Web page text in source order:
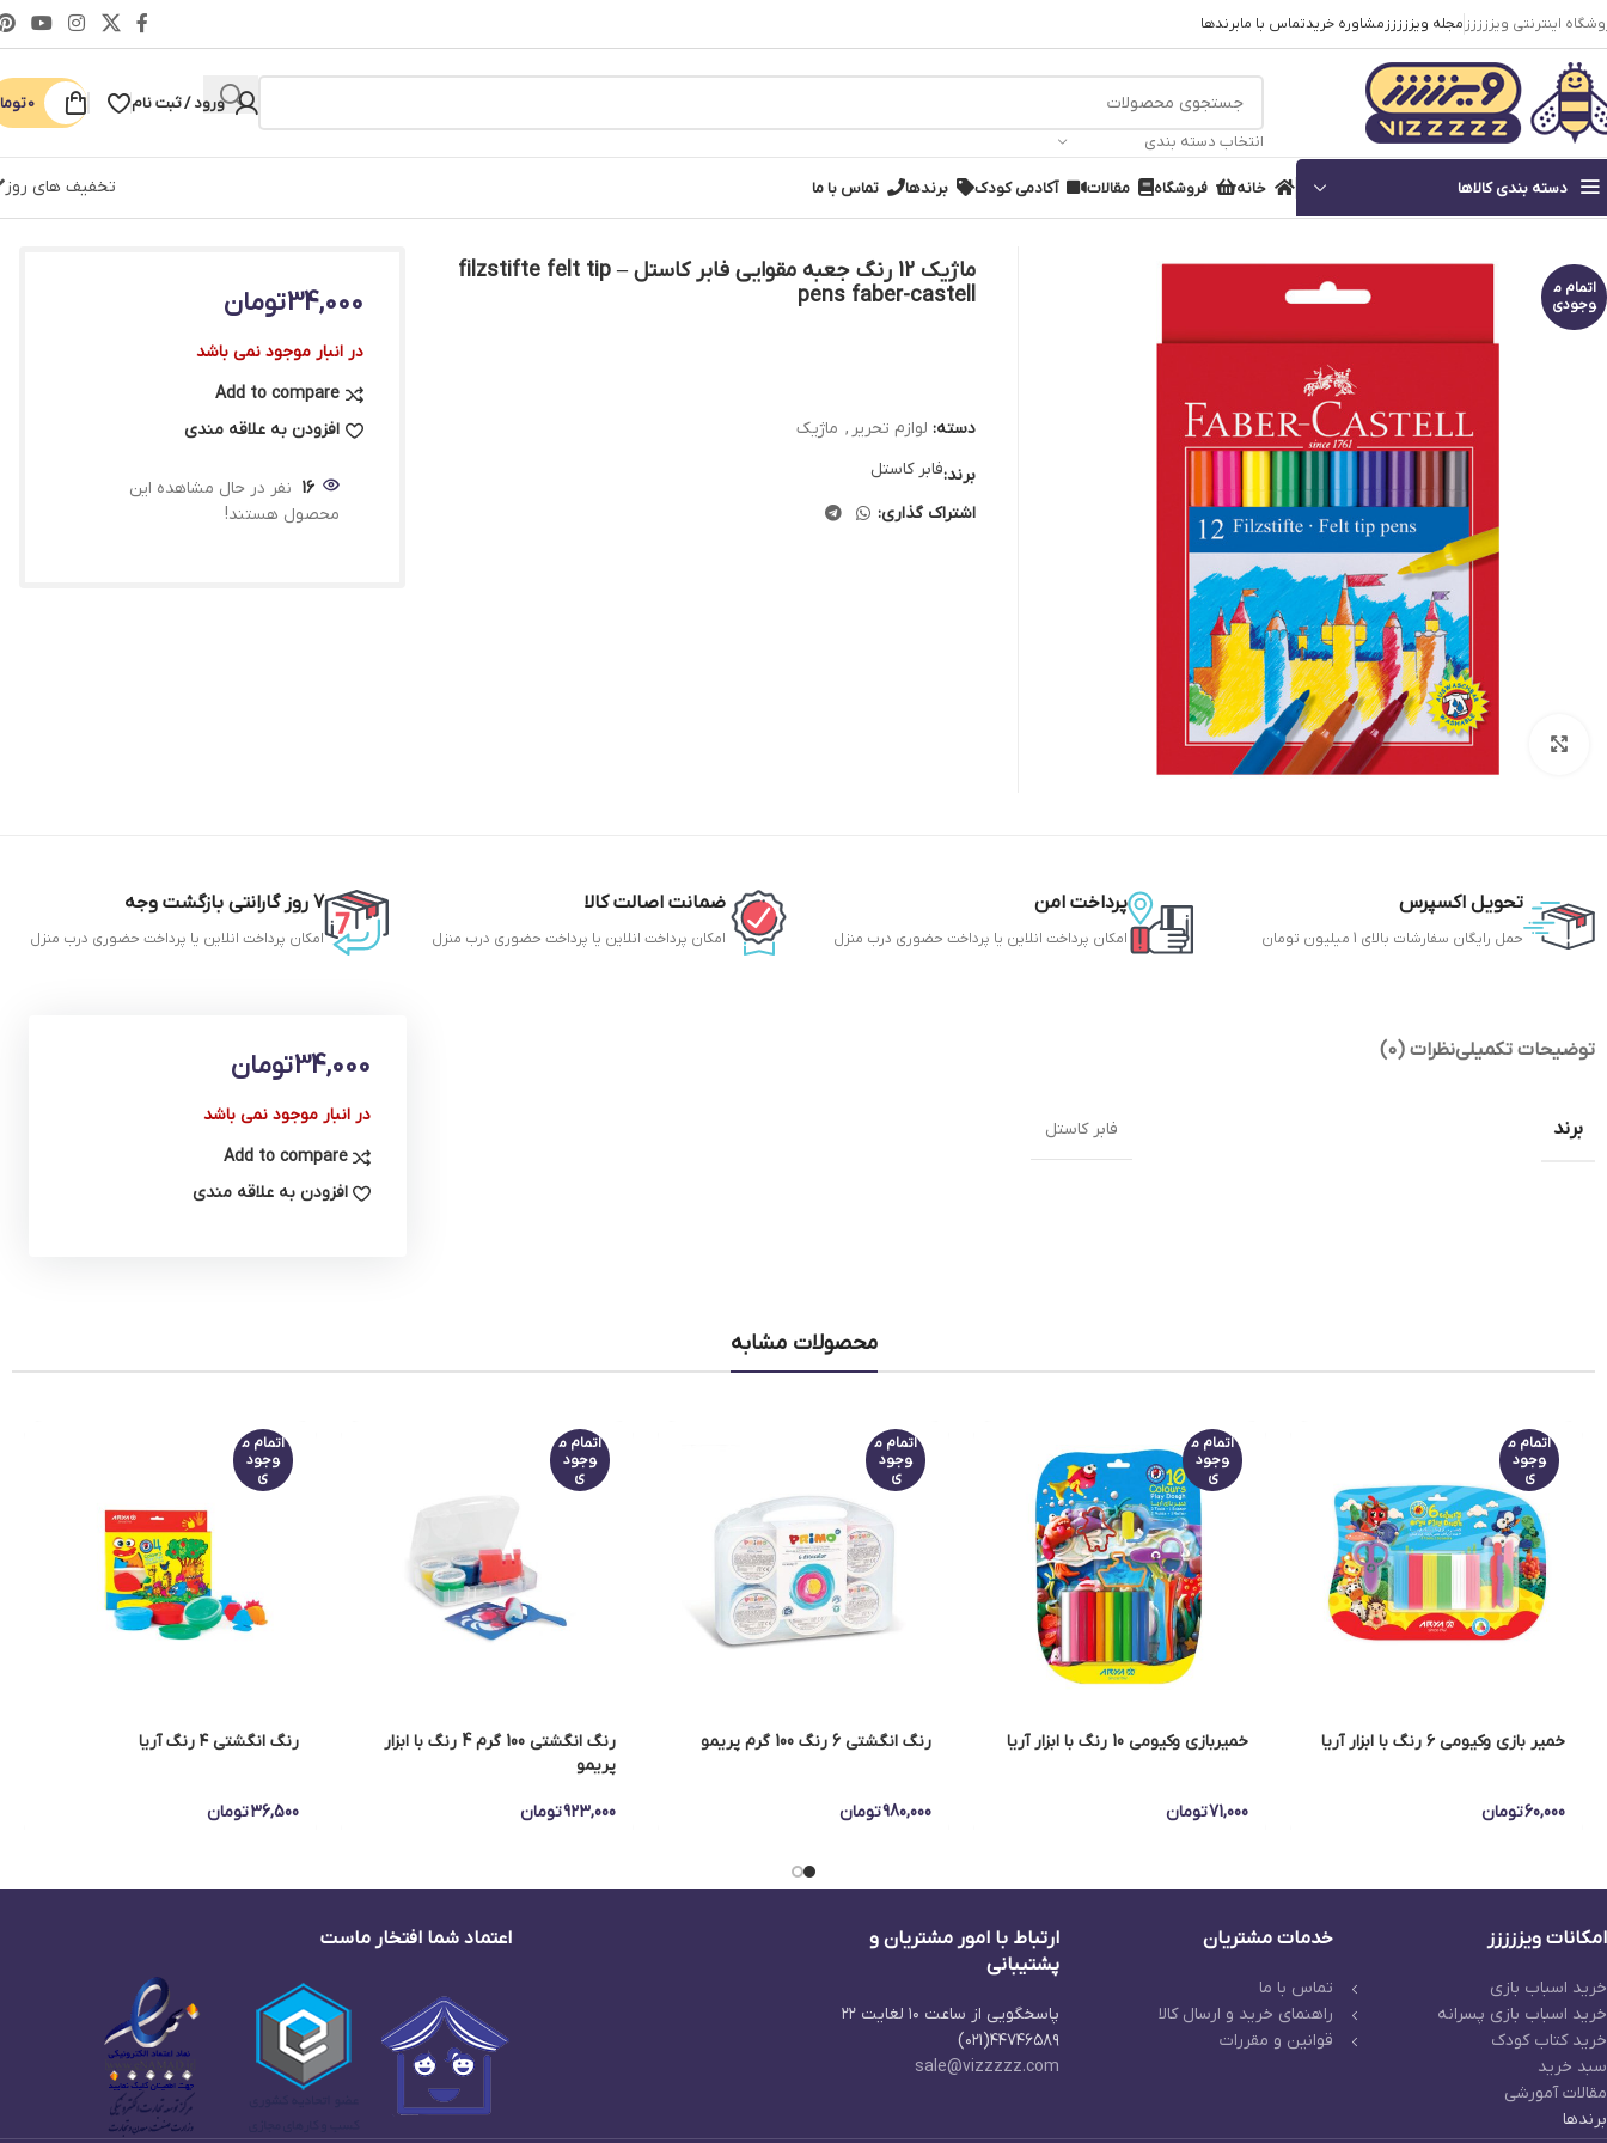
اینترنتی ویززززز مجله ویززززز مشاوره خریدتماس با مابرندها
انتخاب دسته بندی
ورود / ثبت نام 0
دسته بندی کالاها خانه فروشگاه مقالات آکادمی کودک برندها تماس با ما
تخفیف های روز
اتمام م
وجودی
بزرگنمایی تصویر
ماژیک 12 رنگ جعبه مقوایی فابر کاستل – filzstifte felt tip
pens faber-castell
دسته: لوازم تحریر , ماژیک
برند:فابر کاستل
اشتراک گذاری:
34,000تومان
در انبار موجود نمی باشد
Add to compare
افزودن به علاقه مندی
16 نفر در حال مشاهده این
محصول هستند!
تحویل اکسپرس
حمل رایگان سفارشات بالای 1 میلیون تومان
پرداخت امن
امکان پرداخت انلاین یا پرداخت حضوری درب منزل
ضمانت اصالت کالا
امکان پرداخت انلاین یا پرداخت حضوری درب منزل
7 روز گارانتی بازگشت وجه
امکان پرداخت انلاین یا پرداخت حضوری درب منزل
توضیحات تکمیلینظرات (0)
برند فابر کاستل
34,000تومان
در انبار موجود نمی باشد
Add to compare
افزودن به علاقه مندی
محصولات مشابه
اتمام م
وجود
ی
خمیر بازی وکیومی ۶ رنگ با ابزار آریا
60,000تومان
اتمام م
وجود
ی
خمیربازی وکیومی 10 رنگ با ابزار آریا
71,000تومان
اتمام م
وجود
ی
رنگ انگشتی 6 رنگ 100 گرم پریمو
980,000تومان
اتمام م
وجود
ی
رنگ انگشتی 100 گرم 4 رنگ با ابزار
پریمو
923,000تومان
اتمام م
وجود
ی
رنگ انگشتی ۴ رنگ آریا
36,500تومان
امکانات ویززززز
خرید اسباب بازی
خرید اسباب بازی پسرانه
خرید کتاب کودک
سبد خرید
مقالات آمورشی
برندها
خدمات مشتریان
تماس با ما
راهنمای خرید و ارسال کالا
قوانین و مقررات
ارتباط با امور مشتریان و
پشتیبانی
پاسخگویی از ساعت ۱۰ لغایت ۲۲
۴۴۷۴۶۵۸۹(۰۲۱)
sale@vizzzzz.com
اعتماد شما افتخار ماست